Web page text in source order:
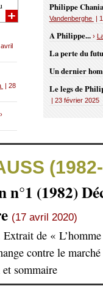
Philippe
Vandenberghe |
A Philippe... ›
La perte du
Un dernier
Le legs de
| 23 février 2025
| 28
›
n°1 (1982)
(17 avril 2020)
de «
contre le marché
sommaire